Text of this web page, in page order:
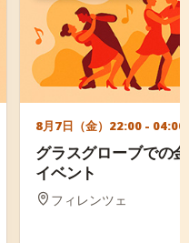
8月7日（金） 22:00 - 04:00
グラスグローブでの
イベント
フィレンツェ